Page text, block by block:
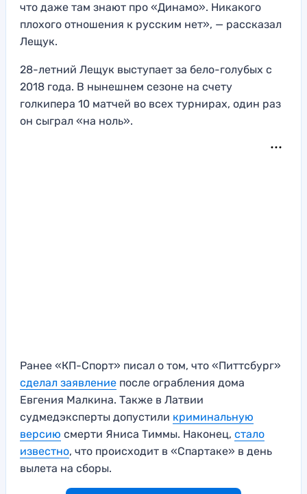
что даже там знают про «Динамо». Никакого
плохого отношения к русским нет», — рассказал
Лещук.
28-летний Лещук выступает за бело-голубых с
2018 года. В нынешнем сезоне на счету
голкипера 10 матчей во всех турнирах, один раз
он сыграл «на ноль».
Ранее «КП-Спорт» писал о том, что «Питтсбург»
сделал заявление после ограбления дома
Евгения Малкина. Также в Латвии
судмедэксперты допустили криминальную
версию смерти Яниса Тиммы. Наконец, стало
известно, что происходит в «Спартаке» в день
вылета на сборы.